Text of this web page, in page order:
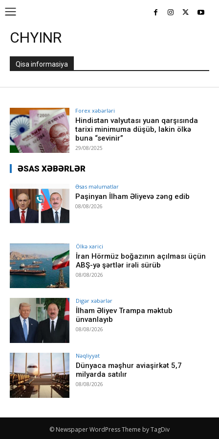
CHYINR
Qisa informasiya
Forex xəbərləri
Hindistan valyutası yuan qarşısında
tarixi minimuma düşüb, lakin ölkə
buna “sevinir”
29/08/2025
ƏSAS XƏBƏRLƏR
Əsas məlumatlar
Paşinyan İlham Əliyevə zəng edib
08/08/2026
Ölkə xarici
İran Hörmüz boğazının açılması üçün
ABŞ-yə şərtlər irəli sürüb
08/08/2026
Digər xəbərlər
İlham Əliyev Trampa məktub
ünvanlayıb
08/08/2026
Nəqliyyat
Dünyaca məşhur aviaşirkət 5,7
milyarda satılır
08/08/2026
© Newspaper WordPress Theme by TagDiv